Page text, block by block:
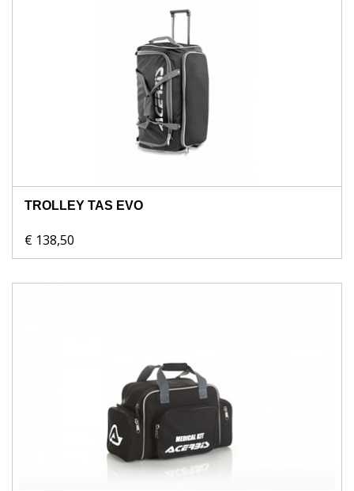
TROLLEY TAS EVO
€ 138,50